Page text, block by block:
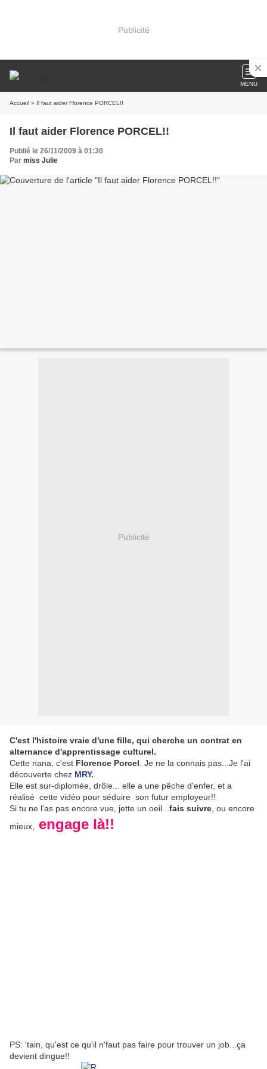
Publicité
MENU
Accueil » Il faut aider Florence PORCEL!!
Il faut aider Florence PORCEL!!
Publié le 26/11/2009 à 01:30
Par miss Julie
Publicité
C'est l'histoire vraie d'une fille, qui cherche un contrat en
alternance d'apprentissage culturel.
Cette nana, c'est Florence Porcel . Je ne la connais pas...Je l'ai
découverte chez MRY.
Elle est sur-diplomée, drôle... elle a une pêche d'enfer, et a
réalisé cette vidéo pour séduire son futur employeur!!
Si tu ne l'as pas encore vue, jette un oeil... fais suivre , ou encore
mieux,
engage là!!
PS: 'tain, qu'est ce qu'il n'faut pas faire pour trouver un job...ça
devient dingue!!